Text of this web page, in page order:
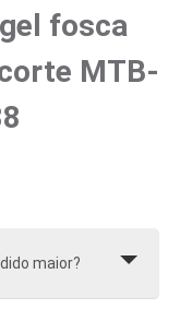
fosca
MTB-
maior?